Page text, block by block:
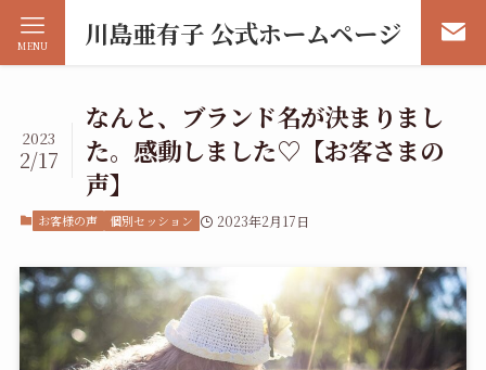
川島亜有子 公式ホームページ
MENU
なんと、ブランド名が決まりまし
た。感動しました♡【お客さまの
声】
2023
2/17
お客様の声 個別セッション 2023年2月17日